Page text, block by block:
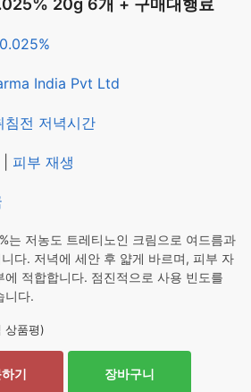
20g 6개 + 구매대행료
India Pvt Ltd
침전 저녁시간
피부 재생
는 저농도 트레티노인 크림으로 여드름과
다. 저녁에 세안 후 얇게 바르며, 피부 자
에 적합합니다. 점진적으로 사용 빈도를
니다.
상품평)
기 장바구니